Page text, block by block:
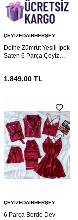
ÇEYIZEDAIRHERŞEY
Defne Zümrüt Yeşili İpek
Saten 6 Parça Çeyiz
1.849,00 TL
ÇEYIZEDAIRHERŞEY
6 Parça Bordo Dev